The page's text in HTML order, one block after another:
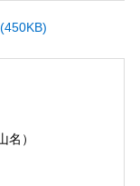
(450KB)
名）